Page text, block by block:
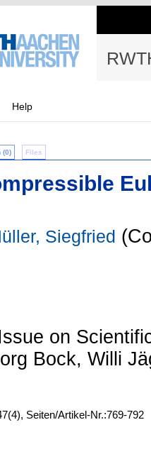
Help
(0) Files
Siegfried
on
Bock, Willi
(4), Seiten/Artikel-Nr.:769-792